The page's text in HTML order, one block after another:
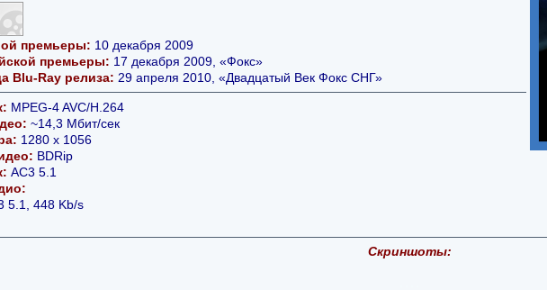
премьеры: 10 декабря 2009
премьеры: 17 декабря 2009, «Фокс»
Blu-Ray релиза: 29 апреля 2010, «Двадцатый Век Фокс СНГ»
MPEG-4 AVC/H.264
~14,3 Мбит/сек
1280 х 1056
BDRip
AC3 5.1
5.1, 448 Kb/s
Скриншоты: